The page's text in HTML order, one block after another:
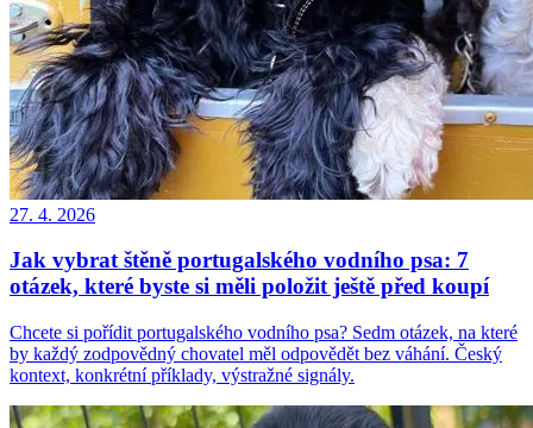
27. 4. 2026
Jak vybrat štěně portugalského vodního psa: 7
otázek, které byste si měli položit ještě před koupí
Chcete si pořídit portugalského vodního psa? Sedm otázek, na které
by každý zodpovědný chovatel měl odpovědět bez váhání. Český
kontext, konkrétní příklady, výstražné signály.